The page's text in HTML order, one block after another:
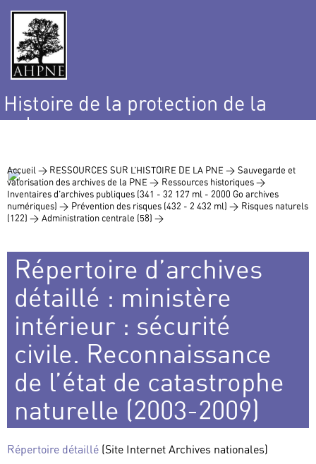
Histoire de la protection de la
nature
Accueil > RESSOURCES SUR L’HISTOIRE DE LA PNE > Sauvegarde et
valorisation des archives de la PNE > Ressources historiques >
Inventaires d’archives publiques (341 - 32 127 ml - 2000 Go archives
numériques) > Prévention des risques (432 - 2 432 ml) > Risques naturels
(122) > Administration centrale (58) >
Répertoire d’archives
détaillé : ministère
intérieur : sécurité
civile. Reconnaissance
de l’état de catastrophe
naturelle (2003-2009)
Répertoire détaillé (Site Internet Archives nationales)